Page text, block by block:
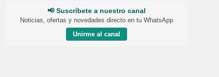
📢 Suscríbete a nuestro canal
Noticias, ofertas y novedades directo en tu WhatsApp
Unirme al canal